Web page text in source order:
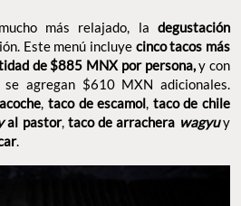
más relajado, la degustación
Este menú incluye cinco tacos más
de $885 MNX por persona,y con
se agregan $610 MXN adicionales.
,taco de escamol, taco de chile
al pastor, taco de arrachera wagyu y
.